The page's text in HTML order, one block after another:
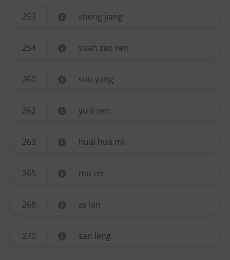
253 sheng jiang
254 suan zao ren
260 suo yang
262 yu li ren
263 huai hua mi
265 mu zei
268 ze lan
270 san leng